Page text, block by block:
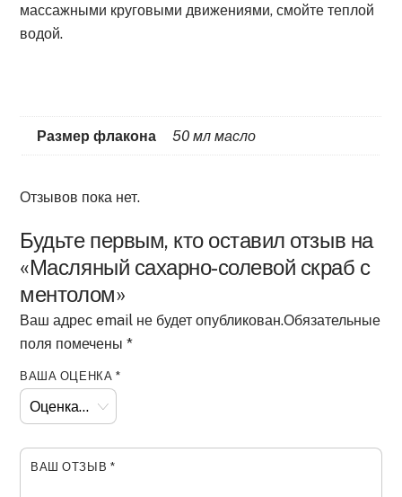
массажными круговыми движениями, смойте теплой
водой.
Размер флакона 50 мл масло
Отзывов пока нет.
Будьте первым, кто оставил отзыв на
«Масляный сахарно-солевой скраб с
ментолом»
Ваш адрес email не будет опубликован.Обязательные
поля помечены*
ВАША ОЦЕНКА *
ВАШ ОТЗЫВ *